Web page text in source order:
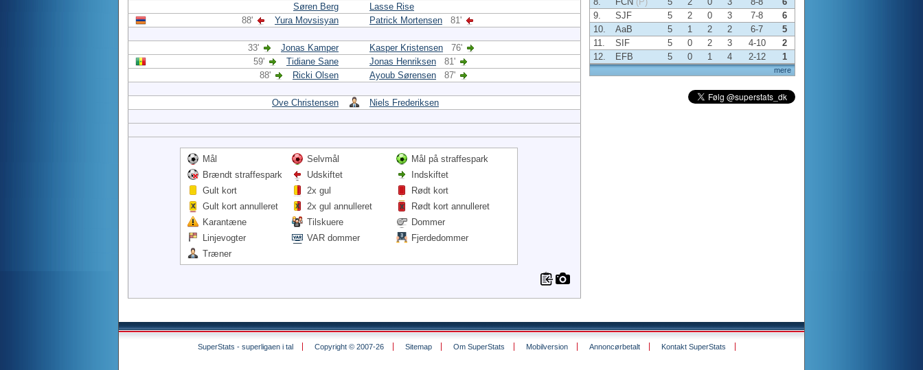
Søren Berg
Lasse Rise
88'
Yura Movsisyan Patrick Mortensen 81'
33' Jonas Kamper Kasper Kristensen
76'
59'
Tidiane Sane Jonas Henriksen
81'
88'
Ricki Olsen Ayoub Sørensen 87'
Ove Christensen Niels Frederiksen
Mål Selvmål
Mål på straffespark
Brændt straffespark
Udskiftet
Indskiftet
Gult kort
2x gul
Rødt kort
Gult kort annulleret
2x gul annulleret
Rødt kort annulleret
Karantæne
Tilskuere
Dommer
Linjevogter
VAR dommer
Fjerdedommer
Træner
mere
9.
SJF 5 2 0 3 7-8
6
10.
AaB 5 1 2 2 6-7
5
11.
SIF 5 0 2 3 4-10
2
12.
EFB 5 0 1 4 2-12 1
SuperStats - superligaen i tal Copyright © 2007-26 Sitemap Om SuperStats Mobilversion Annoncørbetalt Kontakt SuperStats